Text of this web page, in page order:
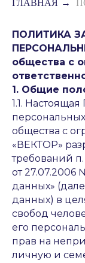
ГЛАВНАЯ →
ПОЛИТИКА
общества с
1. Общие
1.1.
общества с
«ВЕКТОР»
требований п.
от 27.07.2006
данных»
данных) в
свобод
его
прав на
личную и